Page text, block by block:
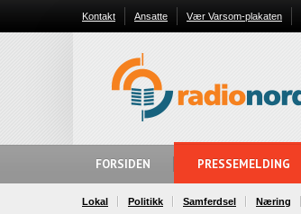
Kontakt Ansatte Vær Varsom-plakaten
FORSIDEN PRESSEMELDING
Lokal Politikk Samferdsel Næring